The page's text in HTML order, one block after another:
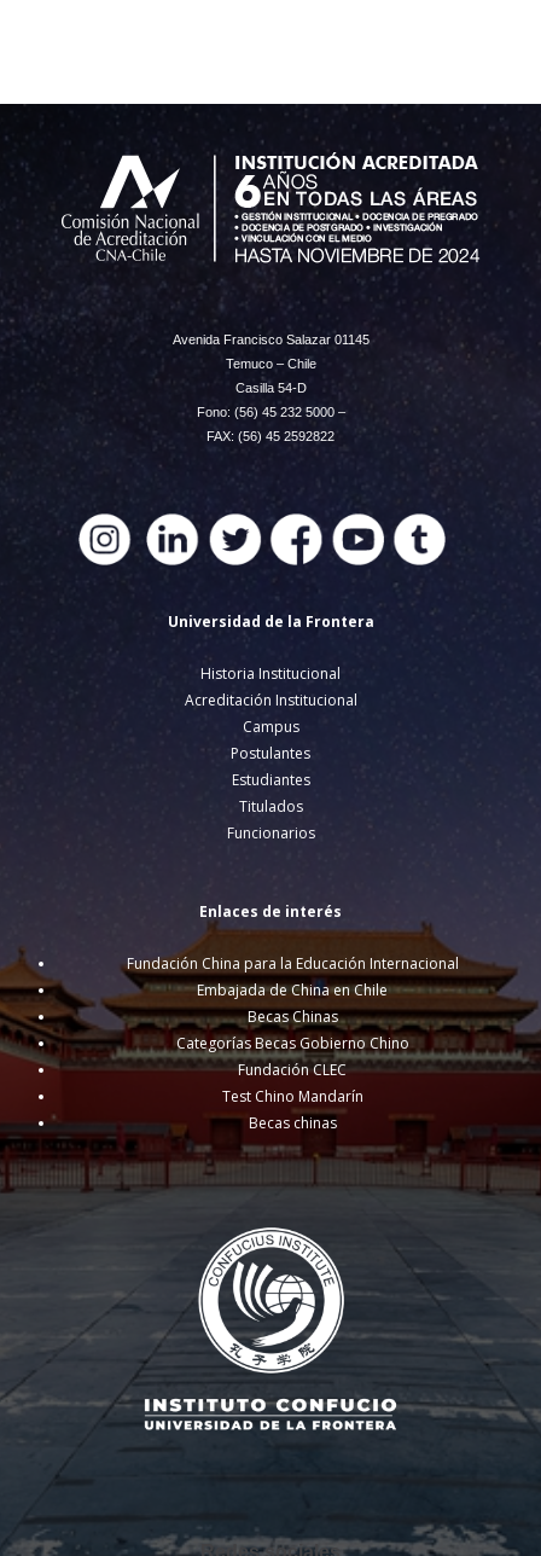
Avenida Francisco Salazar 01145
Temuco – Chile
Casilla 54-D
Fono: (56) 45 232 5000 –
FAX: (56) 45 2592822
Universidad de la Frontera
Historia Institucional
Acreditación Institucional
Campus
Postulantes
Estudiantes
Titulados
Funcionarios
Enlaces de interés
Fundación China para la Educación Internacional
Embajada de China en Chile
Becas Chinas
Categorías Becas Gobierno Chino
Fundación CLEC
Test Chino Mandarín
Becas chinas
Redes sociales